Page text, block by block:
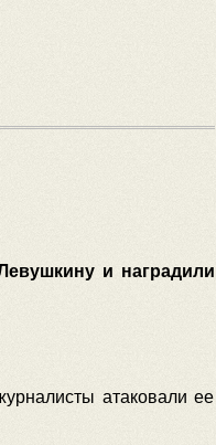
и наградили
атаковали ее